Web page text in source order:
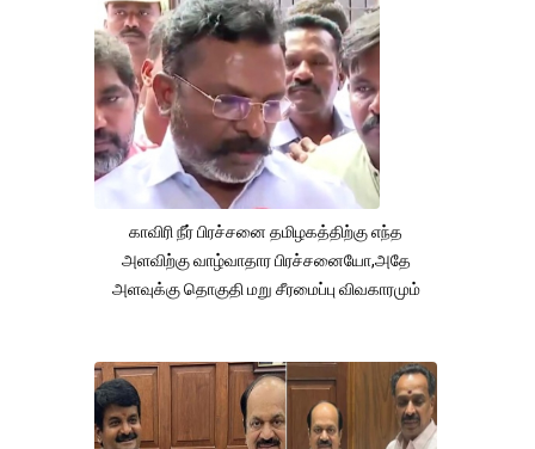
காவிரி நீர் பிரச்சனை தமிழகத்திற்கு எந்த
அளவிற்கு வாழ்வாதார பிரச்சனையோ,அதே
அளவுக்கு தொகுதி மறு சீரமைப்பு விவகாரமும்